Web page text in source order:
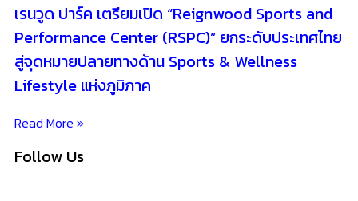
เรนวูด ปาร์ค เตรียมเปิด “Reignwood Sports and
Performance Center (RSPC)” ยกระดับประเทศไทย
สู่จุดหมายปลายทางด้าน Sports & Wellness
Lifestyle แห่งภูมิภาค
Read More »
Follow Us